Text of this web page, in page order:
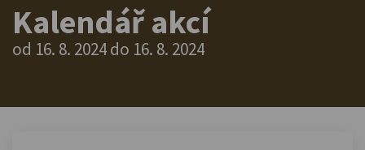
Kalendář akcí
od 16. 8. 2024 do 16. 8. 2024